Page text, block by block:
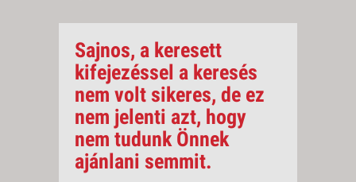
Sajnos, a keresett
kifejezéssel a keresés
nem volt sikeres, de ez
nem jelenti azt, hogy
nem tudunk Önnek
ajánlani semmit.